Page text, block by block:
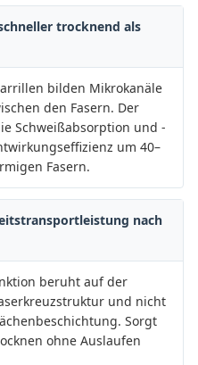
trocknend als
bilden Mikrokanäle
den Fasern. Der
Schweißabsorption und -
um 40–
Fasern.
nach
beruht auf der
und nicht
Sorgt
ohne Auslaufen